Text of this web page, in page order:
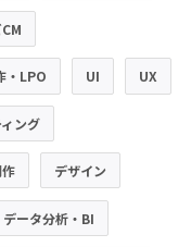
・LPO UI UX
ング
デザイン
データ分析・BI